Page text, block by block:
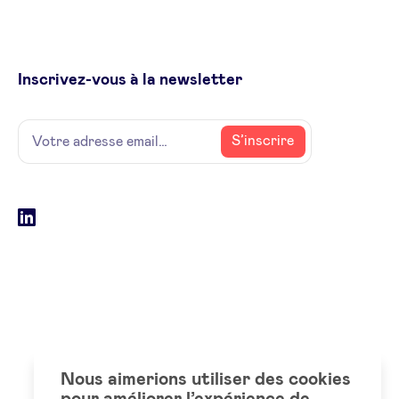
Inscrivez-vous à la newsletter
Name
Votre
adresse
S’inscrire
Social
LinkedIn
Nous aimerions utiliser des cookies